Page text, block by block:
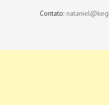
Contato: